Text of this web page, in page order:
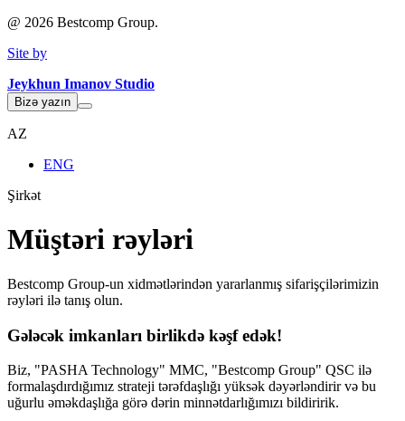
@ 2026 Bestcomp Group.
Site by
Jeykhun Imanov Studio
Bizə yazın
AZ
ENG
Şirkət
Müştəri rəyləri
Bestcomp Group-un xidmətlərindən yararlanmış sifarişçilərimizin
rəyləri ilə tanış olun.
Gələcək imkanları birlikdə kəşf edək!
Biz, "PASHA Technology" MMC, "Bestcomp Group" QSC ilə
formalaşdırdığımız strateji tərəfdaşlığı yüksək dəyərləndirir və bu
uğurlu əməkdaşlığa görə dərin minnətdarlığımızı bildiririk.